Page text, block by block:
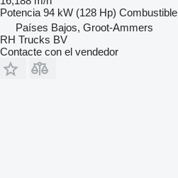
Potencia 94 kW (128 Hp) Combustible
Países Bajos, Groot-Ammers
RH Trucks BV
Contacte con el vendedor